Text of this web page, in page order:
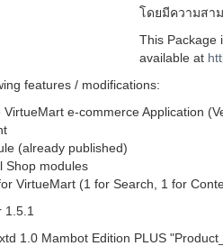
โดยมีความสา
This Package
available at
features / modifications:
e-commerce Application
(already published)
Shop modules
VirtueMart (1 for Search, 1 for
1.5.1
1.0 Mambot Edition PLUS